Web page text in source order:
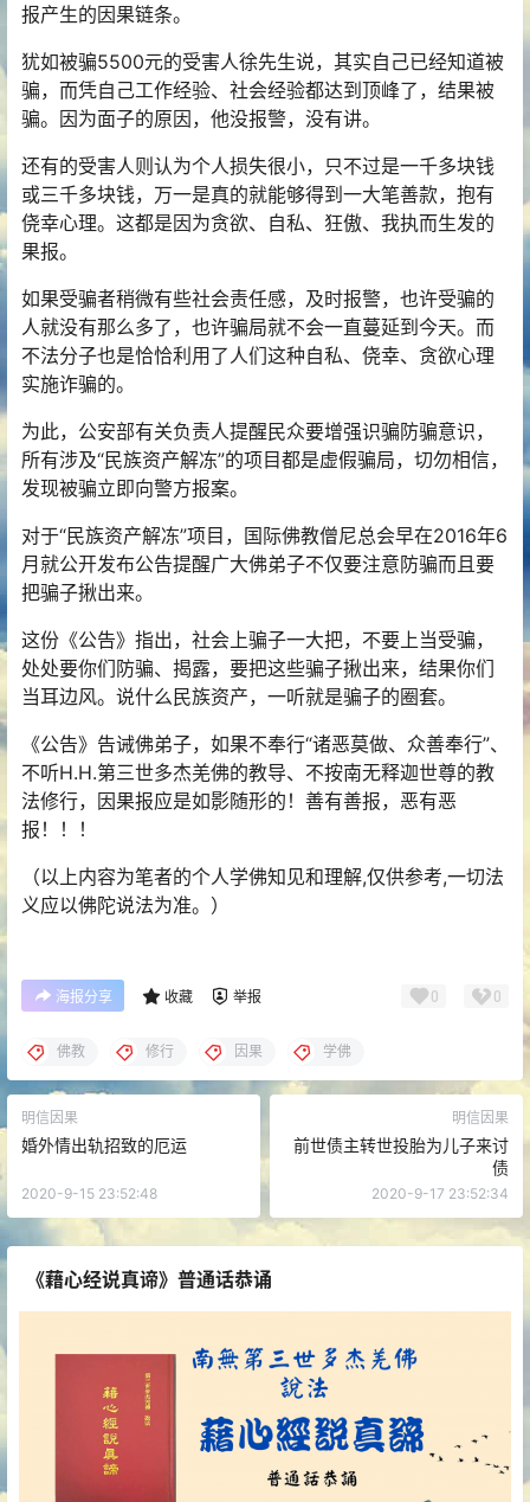
报产生的因果链条。
犹如被骗5500元的受害人徐先生说，其实自己已经知道被
骗，而凭自己工作经验、社会经验都达到顶峰了，结果被
骗。因为面子的原因，他没报警，没有讲。
还有的受害人则认为个人损失很小，只不过是一千多块钱
或三千多块钱，万一是真的就能够得到一大笔善款，抱有
侥幸心理。这都是因为贪欲、自私、狂傲、我执而生发的
果报。
如果受骗者稍微有些社会责任感，及时报警，也许受骗的
人就没有那么多了，也许骗局就不会一直蔓延到今天。而
不法分子也是恰恰利用了人们这种自私、侥幸、贪欲心理
实施诈骗的。
为此，公安部有关负责人提醒民众要增强识骗防骗意识，
所有涉及“民族资产解冻”的项目都是虚假骗局，切勿相信，
发现被骗立即向警方报案。
对于“民族资产解冻”项目，国际佛教僧尼总会早在2016年6
月就公开发布公告提醒广大佛弟子不仅要注意防骗而且要
把骗子揪出来。
这份《公告》指出，社会上骗子一大把，不要上当受骗，
处处要你们防骗、揭露，要把这些骗子揪出来，结果你们
当耳边风。说什么民族资产，一听就是骗子的圈套。
《公告》告诫佛弟子，如果不奉行“诸恶莫做、众善奉行”、
不听H.H.第三世多杰羌佛的教导、不按南无释迦世尊的教
法修行，因果报应是如影随形的！善有善报，恶有恶
报！！！
（以上内容为笔者的个人学佛知见和理解,仅供参考,一切法
义应以佛陀说法为准。）
海报分享 收藏 举报 0 0
佛教 修行 因果 学佛
明信因果
婚外情出轨招致的厄运
2020-9-15 23:52:48
明信因果
前世债主转世投胎为儿子来讨
债
2020-9-17 23:52:34
《藉心经说真谛》普通话恭诵